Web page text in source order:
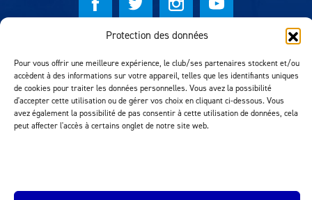
Protection des données
Pour vous offrir une meilleure expérience, le club/ses partenaires stockent et/ou
accèdent à des informations sur votre appareil, telles que les identifiants uniques
de cookies pour traiter les données personnelles. Vous avez la possibilité
d'accepter cette utilisation ou de gérer vos choix en cliquant ci-dessous. Vous
avez également la possibilité de pas consentir à cette utilisation de données, cela
peut affecter l'accès à certains onglet de notre site web.
© Lausanne Sport Football Club 2026
Réalisation MTM Agency